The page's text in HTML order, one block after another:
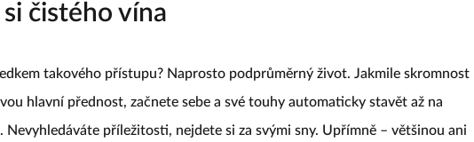
čistého vína
takového přístupu? Naprosto podprůměrný život. Jakmile skromnost
hlavní přednost, začnete sebe a své touhy automaticky stavět až na
Nevyhledáváte příležitosti, nejdete si za svými sny. Upřímně – většinou ani